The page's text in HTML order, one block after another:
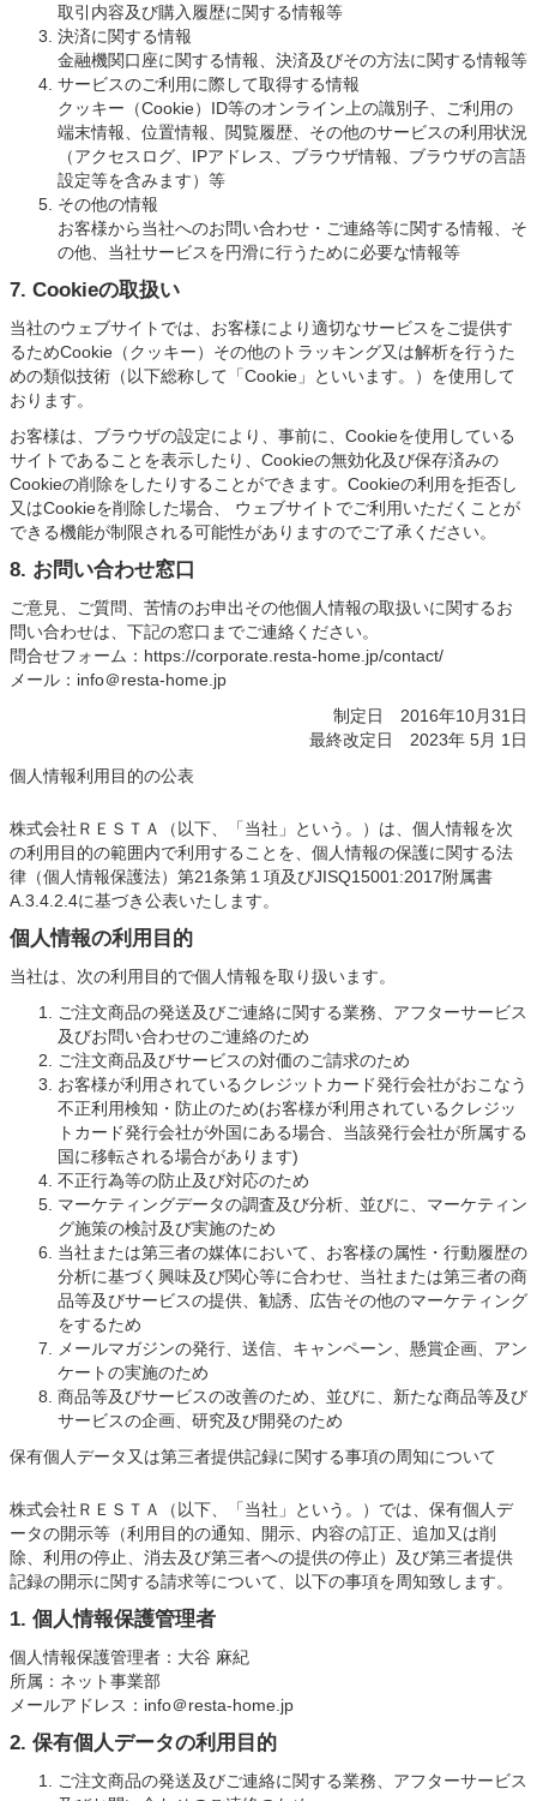
取引内容及び購入履歴に関する情報等
決済に関する情報
金融機関口座に関する情報、決済及びその方法に関する情報等
サービスのご利用に際して取得する情報
クッキー（Cookie）ID等のオンライン上の識別子、ご利用の
端末情報、位置情報、閲覧履歴、その他のサービスの利用状況
（アクセスログ、IPアドレス、ブラウザ情報、ブラウザの言語
設定等を含みます）等
その他の情報
お客様から当社へのお問い合わせ・ご連絡等に関する情報、そ
の他、当社サービスを円滑に行うために必要な情報等
7. Cookieの取扱い
当社のウェブサイトでは、お客様により適切なサービスをご提供す
るためCookie（クッキー）その他のトラッキング又は解析を行うた
めの類似技術（以下総称して「Cookie」といいます。）を使用して
おります。
お客様は、ブラウザの設定により、事前に、Cookieを使用している
サイトであることを表示したり、Cookieの無効化及び保存済みの
Cookieの削除をしたりすることができます。Cookieの利用を拒否し
又はCookieを削除した場合、 ウェブサイトでご利用いただくことが
できる機能が制限される可能性がありますのでご了承ください。
8. お問い合わせ窓口
ご意見、ご質問、苦情のお申出その他個人情報の取扱いに関するお
問い合わせは、下記の窓口までご連絡ください。
問合せフォーム： https://corporate.resta-home.jp/contact/
メール：info＠resta-home.jp
制定日 2016年10月31日
最終改定日 2023年 5月 1日
個人情報利用目的の公表
株式会社ＲＥＳＴＡ（以下、「当社」という。）は、個人情報を次
の利用目的の範囲内で利用することを、個人情報の保護に関する法
律（個人情報保護法）第21条第１項及びJISQ15001:2017附属書
A.3.4.2.4に基づき公表いたします。
個人情報の利用目的
当社は、次の利用目的で個人情報を取り扱います。
ご注文商品の発送及びご連絡に関する業務、アフターサービス
及びお問い合わせのご連絡のため
ご注文商品及びサービスの対価のご請求のため
お客様が利用されているクレジットカード発行会社がおこなう
不正利用検知・防止のため(お客様が利用されているクレジッ
トカード発行会社が外国にある場合、当該発行会社が所属する
国に移転される場合があります)
不正行為等の防止及び対応のため
マーケティングデータの調査及び分析、並びに、マーケティン
グ施策の検討及び実施のため
当社または第三者の媒体において、お客様の属性・行動履歴の
分析に基づく興味及び関心等に合わせ、当社または第三者の商
品等及びサービスの提供、勧誘、広告その他のマーケティング
をするため
メールマガジンの発行、送信、キャンペーン、懸賞企画、アン
ケートの実施のため
商品等及びサービスの改善のため、並びに、新たな商品等及び
サービスの企画、研究及び開発のため
保有個人データ又は第三者提供記録に関する事項の周知について
株式会社ＲＥＳＴＡ（以下、「当社」という。）では、保有個人デ
ータの開示等（利用目的の通知、開示、内容の訂正、追加又は削
除、利用の停止、消去及び第三者への提供の停止）及び第三者提供
記録の開示に関する請求等について、以下の事項を周知致します。
1. 個人情報保護管理者
個人情報保護管理者：大谷 麻紀
所属：ネット事業部
メールアドレス：info＠resta-home.jp
2. 保有個人データの利用目的
ご注文商品の発送及びご連絡に関する業務、アフターサービス